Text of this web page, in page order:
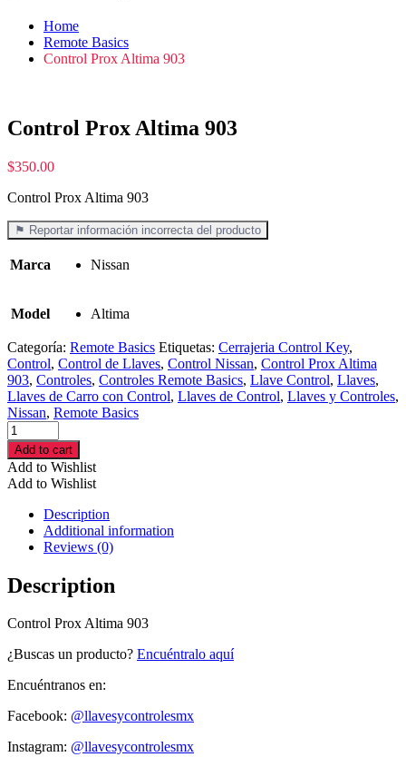
Home
Remote Basics
Control Prox Altima 903
Control Prox Altima 903
$350.00
Control Prox Altima 903
⚑ Reportar información incorrecta del producto
Marca Nissan
Model Altima
Categoría: Remote Basics Etiquetas: Cerrajeria Control Key,
Control, Control de Llaves, Control Nissan, Control Prox Altima
903, Controles, Controles Remote Basics, Llave Control, Llaves,
Llaves de Carro con Control, Llaves de Control, Llaves y Controles,
Nissan, Remote Basics
Control
Prox
Altima
903
cantidad
Add to cart
Add to Wishlist
Add to Wishlist
Description
Additional information
Reviews (0)
Description
Control Prox Altima 903
¿Buscas un producto? Encuéntralo aquí
Encuéntranos en:
Facebook: @llavesycontrolesmx
Instagram: @llavesycontrolesmx